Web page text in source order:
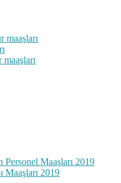
maaşları
maaşları
Personel Maaşları 2019
Maaşları 2019